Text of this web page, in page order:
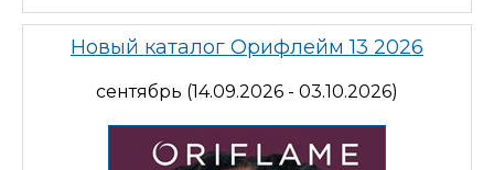
Новый каталог Орифлейм 13 2026
сентябрь (14.09.2026 - 03.10.2026)